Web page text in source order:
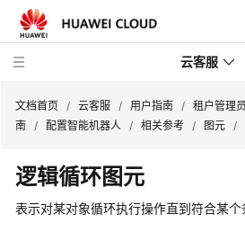
云客服
产
品
介
文档首页 / 云客服 / 用户指南 / 租户管理
南 / 配置智能机器人 / 相关参考 / 图元 /
逻辑循环图元
表示对某对象循环执行操作直到符合某个